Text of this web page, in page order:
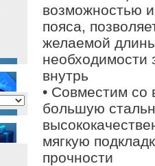
возможностью
пояса,
желаемой
необходимости
внутрь
• Совместим со
большую
мягкую
прочности